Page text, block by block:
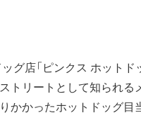
店「ピンクス ホットド
トリートとして知られる
かかったホットドッグ目